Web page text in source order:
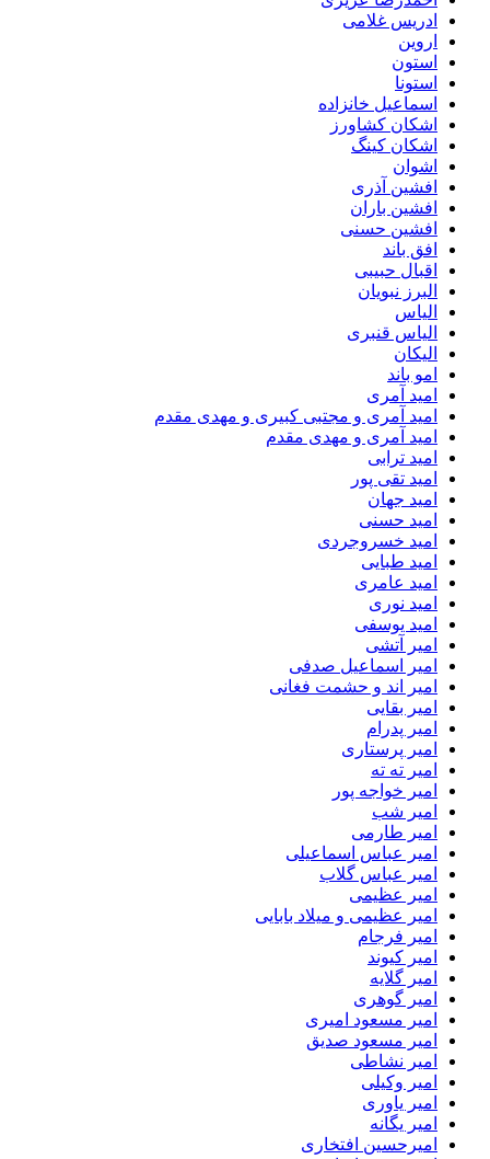
ادریس غلامی
اروین
استون
استونا
اسماعیل خانزاده
اشکان کشاورز
اشکان کینگ
اشوان
افشین آذری
افشین باران
افشین حسنی
افق باند
اقبال حبیبی
البرز نبویان
الیاس
الیاس قنبرى
الیکان
امو باند
امید آمری
امید آمری و مجتبی کبیری و مهدى مقدم
امید آمری و مهدی مقدم
امید ترابی
امید تقی پور
امید جهان
امید حسنی
امید خسروجردی
امید طبایی
امید عامری
امید نوری
امید یوسفی
امیر آتشی
امیر اسماعیل صدفی
امیر اند و حشمت فغانی
امیر بقایی
امیر پدرام
امیر پرستاری
امیر ته ته
امیر خواجه پور
امیر شب
امیر طارمی
امیر عباس اسماعیلی
امیر عباس گلاب
امیر عظیمی
امیر عظیمی و میلاد بابایی
امیر فرجام
امیر کیوند
امیر گلایه
امیر گوهری
امیر مسعود امیری
امیر مسعود صدیق
امیر نشاطی
امیر وکیلی
امیر یاوری
امیر یگانه
امیرحسین افتخاری